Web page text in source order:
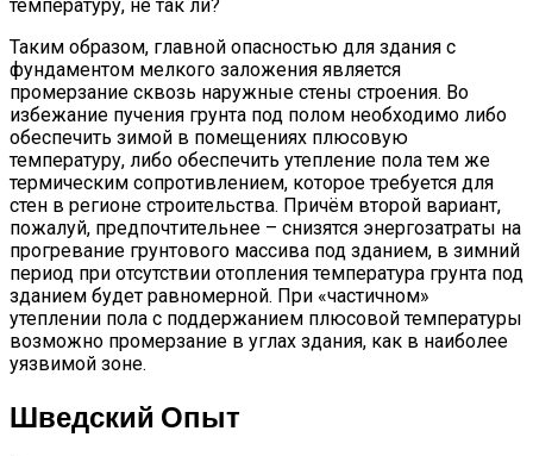
температуру, не так ли?
Таким образом, главной опасностью для здания с
фундаментом мелкого заложения является
промерзание сквозь наружные стены строения. Во
избежание пучения грунта под полом необходимо либо
обеспечить зимой в помещениях плюсовую
температуру, либо обеспечить утепление пола тем же
термическим сопротивлением, которое требуется для
стен в регионе строительства. Причём второй вариант,
пожалуй, предпочтительнее – снизятся энергозатраты на
прогревание грунтового массива под зданием, в зимний
период при отсутствии отопления температура грунта под
зданием будет равномерной. При «частичном»
утеплении пола с поддержанием плюсовой температуры
возможно промерзание в углах здания, как в наиболее
уязвимой зоне.
Шведский Опыт